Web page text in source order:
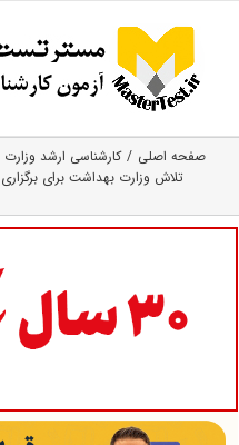
content
صفحه اصلی
کارشناسی ارشد
تلاش وزارت بهداشت برای